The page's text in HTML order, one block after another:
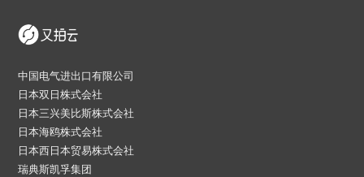
中国电气进出口有限公司
日本双日株式会社
日本三兴美比斯株式会社
日本海鸥株式会社
日本西日本贸易株式会社
瑞典斯凯孚集团